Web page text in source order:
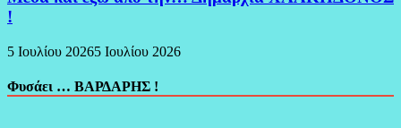
!
5 Ιουλίου 20265 Ιουλίου 2026
Φυσάει … ΒΑΡΔΑΡΗΣ !